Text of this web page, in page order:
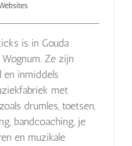
is in Gouda
Ze zijn
en inmiddels
met
drumles, toetsen,
bandcoaching, je
en muzikale